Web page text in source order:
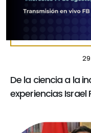
De la ciencia a la
experiencias Israel